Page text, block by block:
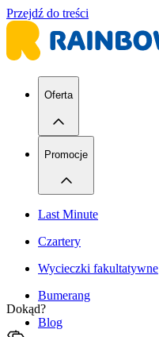
Przejdź do treści
Oferta
Promocje
Last Minute
Czartery
Wycieczki fakultatywne
Bumerang
Blog
Dokąd?